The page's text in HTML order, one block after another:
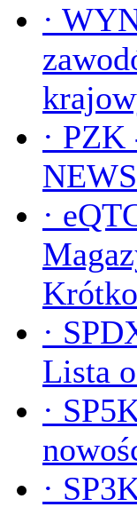
·
· PZK
·
·
Lista
·
·